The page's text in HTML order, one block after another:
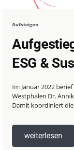
Aufsteigen
ESG &
Im Januar 2022
Westphalen Dr.
Damit koordiniert
weiterlesen